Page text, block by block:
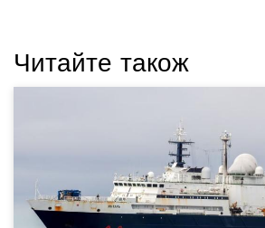
Читайте також